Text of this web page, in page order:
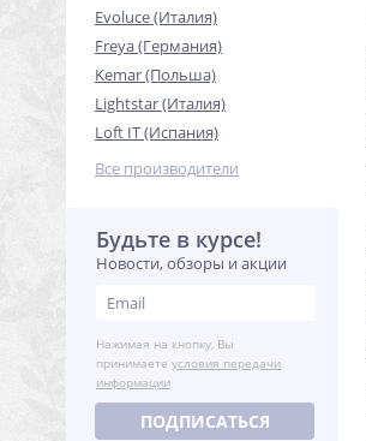
Evoluce (Италия)
Freya (Германия)
Kemar (Польша)
Lightstar (Италия)
Loft IT (Испания)
Все производители
Будьте в курсе!
Новости, обзоры и акции
Нажимая на кнопку, Вы
принимаете условия передачи
информации
ПОДПИСАТЬСЯ